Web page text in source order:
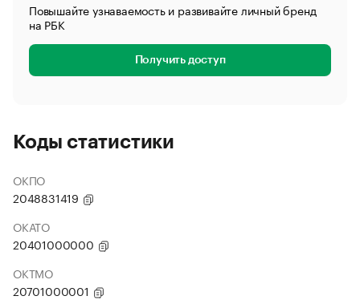
Повышайте узнаваемость и развивайте личный бренд
на РБК
Получить доступ
Коды статистики
ОКПО
2048831419
ОКАТО
20401000000
ОКТМО
20701000001